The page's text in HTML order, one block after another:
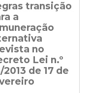
transição
a
no
Lei n.º
2013 de 17 de